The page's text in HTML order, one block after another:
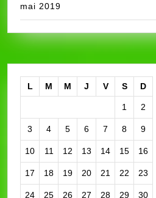
mai 2019
L M M J V S D
1 2
3 4 5 6 7 8 9
10 11 12 13 14 15 16
17 18 19 20 21 22 23
24 25 26 27 28 29 30